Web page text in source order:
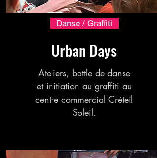
Danse / Graffiti
Urban Days
Ateliers, battle de danse
et initiation au graffiti au
centre commercial Créteil
Soleil.